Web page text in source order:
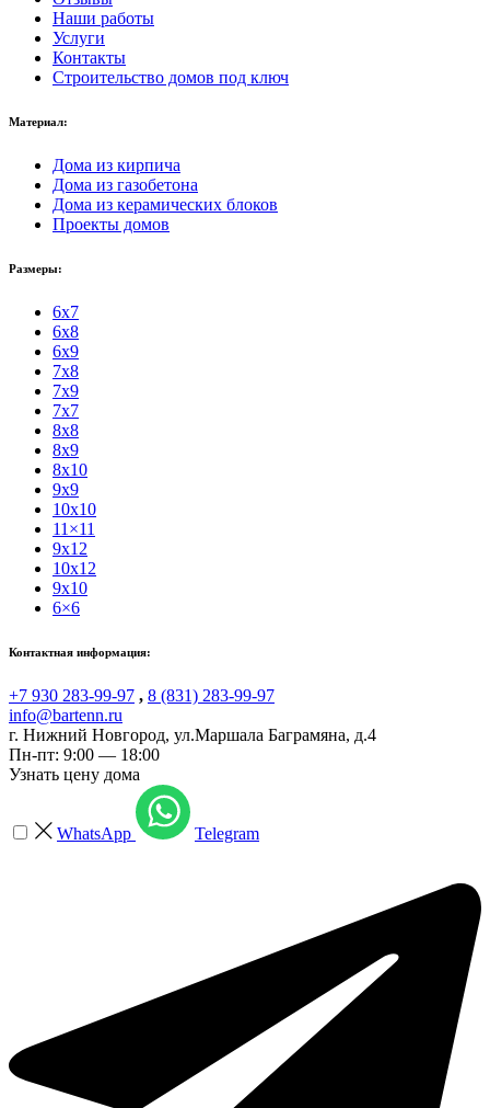
Наши работы
Услуги
Контакты
Строительство домов под ключ
Материал:
Дома из кирпича
Дома из газобетона
Дома из керамических блоков
Проекты домов
Размеры:
6x7
6x8
6x9
7x8
7x9
7x7
8x8
8x9
8x10
9x9
10x10
11×11
9x12
10x12
9x10
6×6
Контактная информация:
+7 930 283-99-97 , 8 (831) 283-99-97
info@bartenn.ru
г. Нижний Новгород, ул.Маршала Баграмяна, д.4
Пн-пт: 9:00 — 18:00
Узнать цену дома
WhatsApp Telegram